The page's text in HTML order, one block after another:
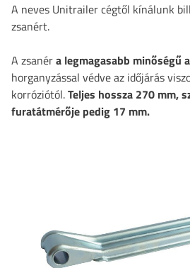
A neves Unitrailer cégtől kínálunk
zsanért.
A zsanéra legmagasabb minőségű
horganyzással védve az időjárás
korróziótól.Teljes hossza 270 mm,
furatátmérője pedig 17 mm.